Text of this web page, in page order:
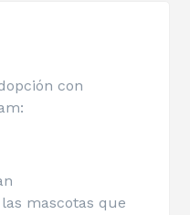
con
mascotas que